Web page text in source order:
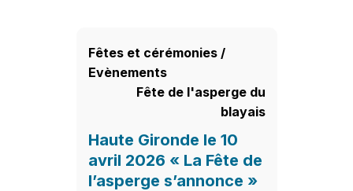
Fêtes et cérémonies /
Evènements
Fête de l'asperge du
blayais
Haute Gironde le 10
avril 2026 « La Fête de
l’asperge s’annonce »